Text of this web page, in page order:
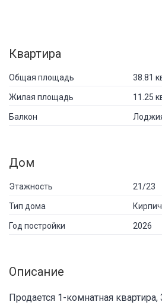
Квартира
Общая площадь 38.81
Жилая площадь 11.25
Балкон
Дом
Этажность 21/23
Тип дома
Год постройки 2026
Описание
Продается 1-комнатная